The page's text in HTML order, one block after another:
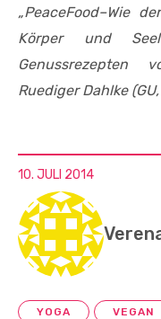
„PeaceFood–Wie
Körper und
Genussrezepten
Ruediger Dahlke
10. JULI 2014
YOGA VEGAN